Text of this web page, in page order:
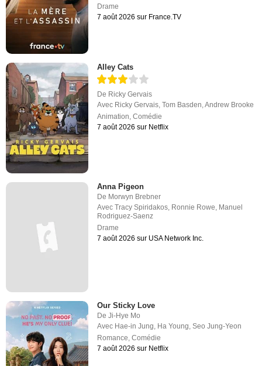
Drame
7 août 2026 sur France.TV
Alley Cats
De Ricky Gervais
Avec Ricky Gervais,Tom Basden,Andrew Brooke
Animation,Comédie
7 août 2026 sur Netflix
Anna Pigeon
De Morwyn Brebner
AvecTracy Spiridakos Ronnie Rowe Manuel
Rodriguez-Saenz
Drame
7 août 2026 sur USA Network Inc.
Our Sticky Love
DeJi-Hye Mo
Avec Hae-in Jung, Ha Young,Seo Jung-Yeon
Romance,Comédie
7 août 2026 sur Netflix